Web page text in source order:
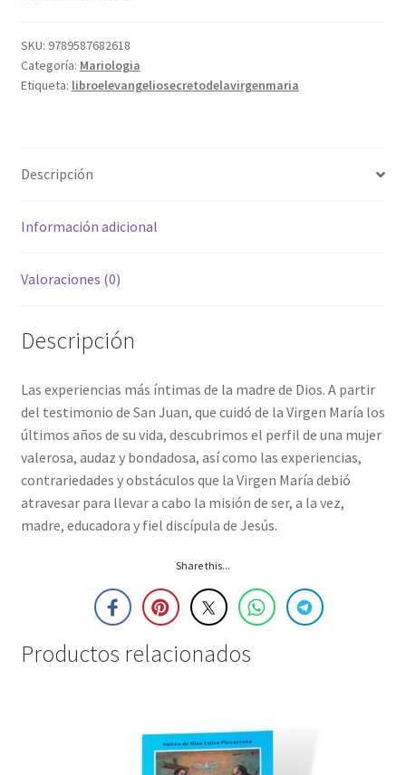
SKU: 9789587682618
Categoría: Mariologia
Etiqueta: libroelevangeliosecretodelavirgenmaria
Descripción
Información adicional
Valoraciones (0)
Descripción
Las experiencias más íntimas de la madre de Dios. A partir
del testimonio de San Juan, que cuidó de la Virgen María los
últimos años de su vida, descubrimos el perfil de una mujer
valerosa, audaz y bondadosa, así como las experiencias,
contrariedades y obstáculos que la Virgen María debió
atravesar para llevar a cabo la misión de ser, a la vez,
madre, educadora y fiel discípula de Jesús.
Share this...
Productos relacionados